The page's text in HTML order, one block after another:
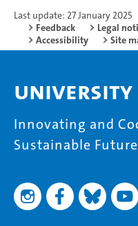
Last update: 27 January 2025
Feedback
Legal
Accessibility
Site
Innovating and
Sustainable